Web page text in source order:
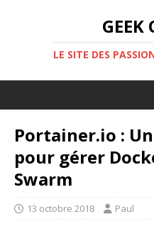
GEEK
LE SITE DES
Portainer.io :
pour gérer
Swarm
13 octobre 2018 Paul